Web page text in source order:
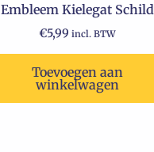
Embleem Kielegat Schild
€5,99 incl. BTW
Toevoegen aan
winkelwagen